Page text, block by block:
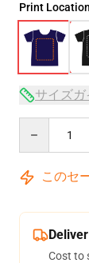
Print Location
サイズ
このセ
Cost to